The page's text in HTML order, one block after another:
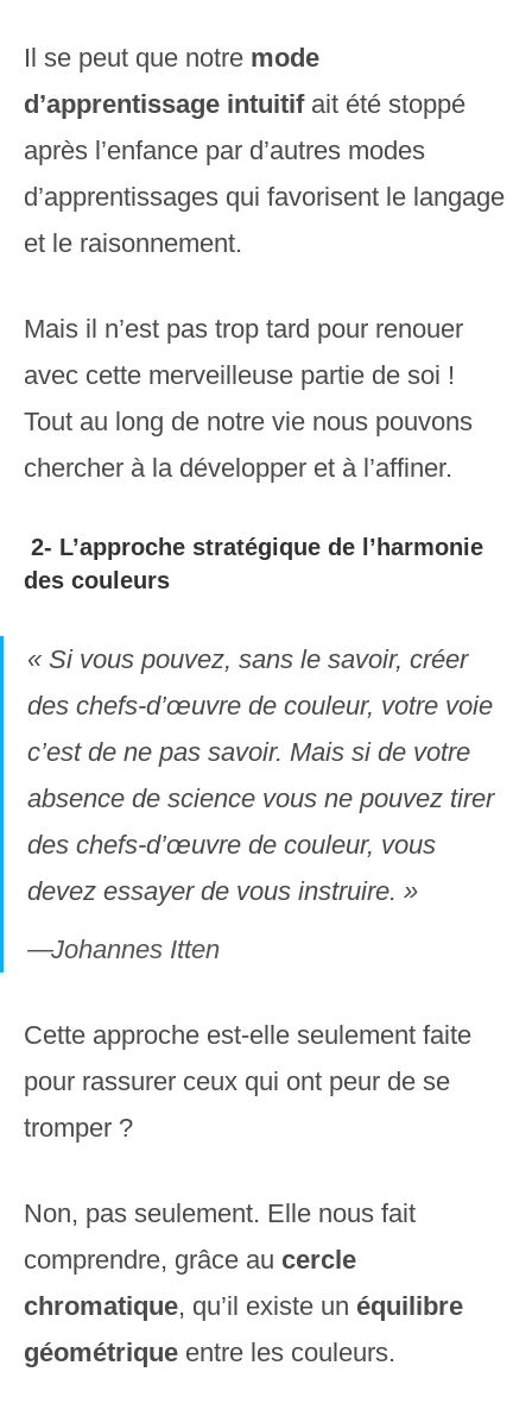
Il se peut que notre mode
d’apprentissage intuitifait été stoppé
après l’enfance par d’autres modes
d’apprentissages qui favorisent le langage
et le raisonnement.
Mais il n’est pas trop tard pour renouer
avec cette merveilleuse partie de soi !
Tout au long de notre vie nous pouvons
chercher à la développer et à l’affiner.
2- L’approche stratégique de l’harmonie
des couleurs
« Si vous pouvez, sans le savoir, créer
des chefs-d’œuvre de couleur, votre voie
c’est de ne pas savoir. Mais si de votre
absence de science vous ne pouvez tirer
des chefs-d’œuvre de couleur, vous
devez essayer de vous instruire. »
Johannes Itten
Cette approche est-elle seulement faite
pour rassurer ceux qui ont peur de se
tromper ?
Non, pas seulement. Elle nous fait
comprendre, grâce au cercle
chromatique, qu’il existe un équilibre
géométrique entre les couleurs.